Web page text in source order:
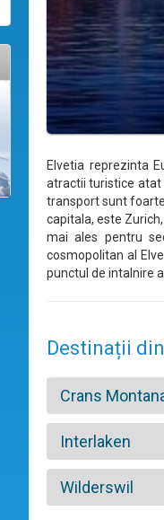
Elvetia reprezinta
atractii turistice atat
transport sunt
capitala, este
mai ales pentru
cosmopolitan al
punctul de intalnire
Destinații
Crans
Interlaken
Wilderswil